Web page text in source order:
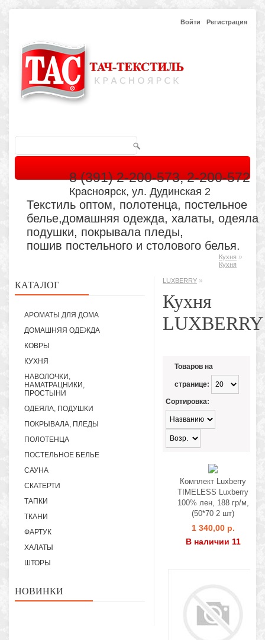
Войти Регистрация
8 (391) 2-200-573, 2-200-572
Красноярск, ул. Дудинская 2
Текстиль оптом, полотенца, постельное
белье,домашняя одежда, халаты, одеяла
подушки, покрывала пледы,
пошив постельного и столового белья.
КАТАЛОГ
АРОМАТЫ ДЛЯ ДОМА
ДОМАШНЯЯ ОДЕЖДА
КОВРЫ
КУХНЯ
НАВОЛОЧКИ,
НАМАТРАЦНИКИ,
ПРОСТЫНИ
ОДЕЯЛА, ПОДУШКИ
ПОКРЫВАЛА, ПЛЕДЫ
ПОЛОТЕНЦА
ПОСТЕЛЬНОЕ БЕЛЬЕ
САУНА
СКАТЕРТИ
ТАПКИ
ТКАНИ
ФАРТУК
ХАЛАТЫ
ШТОРЫ
НОВИНКИ
Кухня »
Кухня
LUXBERRY »
Кухня
LUXBERRY
Товаров на
странице:
Сортировка:
Комплект Luxberry
TIMELESS Luxberry
100% лен, 188 гр/м,
(50*70 2 шт)
1 340,00 р.
В наличии 11